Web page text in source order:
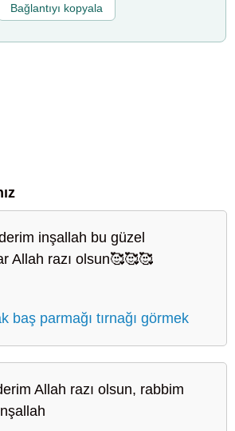
Bağlantıyı kopyala
inşallah bu güzel
Allah razı olsun🥰🥰🥰
baş parmağı tırnağı görmek
Allah razı olsun, rabbim